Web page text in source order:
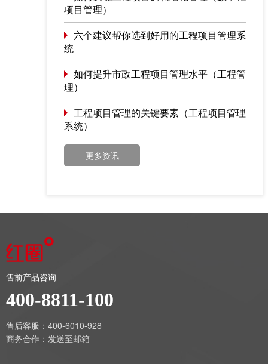
项目管理）
六个建议帮你选到好用的工程项目管理系
统
如何提升市政工程项目管理水平（工程管
理）
工程项目管理的关键要素（工程项目管理
系统）
更多资讯
售前产品咨询
400-8811-100
售后客服：400-6010-928
商务合作： 发送至邮箱